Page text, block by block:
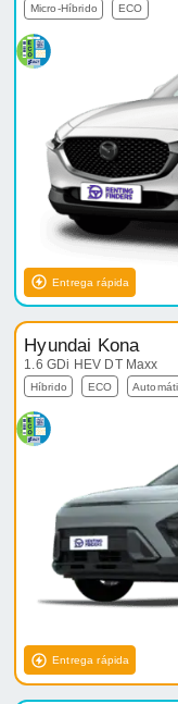
Micro-Híbrido ECO
Entrega rápida
Hyundai Kona
1.6 GDi HEV DT Maxx
Híbrido ECO
Entrega rápida